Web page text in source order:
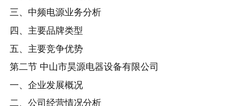
三、中频电源业务分析
四、主要品牌类型
五、主要竞争优势
第二节 中山市昊源电器设备有限公司
一、企业发展概况
二、公司经营情况分析